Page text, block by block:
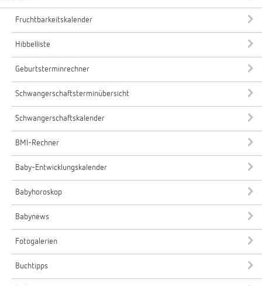
Fruchtbarkeitskalender
Hibbelliste
Geburtsterminrechner
Schwangerschaftsterminübersicht
Schwangerschaftskalender
BMI-Rechner
Baby-Entwicklungskalender
Babyhoroskop
Babynews
Fotogalerien
Buchtipps